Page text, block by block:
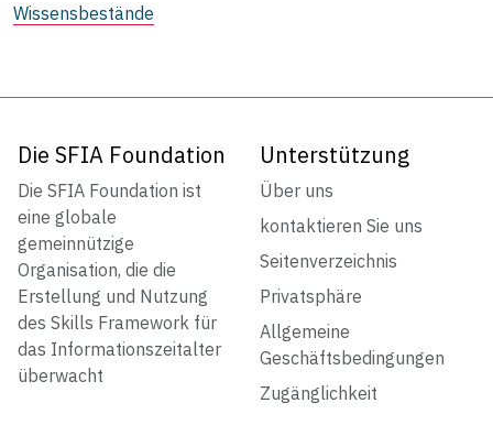
Wissensbestände
Die SFIA Foundation
Die SFIA Foundation ist
eine globale
gemeinnützige
Organisation, die die
Erstellung und Nutzung
des Skills Framework für
das Informationszeitalter
überwacht
Unterstützung
Über uns
kontaktieren Sie uns
Seitenverzeichnis
Privatsphäre
Allgemeine
Geschäftsbedingungen
Zugänglichkeit